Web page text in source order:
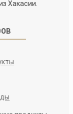
Хакасии.